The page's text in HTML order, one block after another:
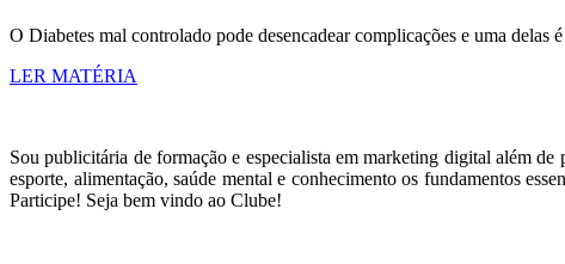
O Diabetes mal controlado pode desencadear complicações e uma
LER MATÉRIA
Sou publicitária de formação e especialista em marketing digital além
esporte, alimentação, saúde mental e conhecimento os fundamentos
Participe! Seja bem vindo ao Clube!